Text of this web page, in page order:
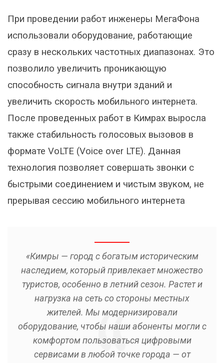
При проведении работ инженеры МегаФона
использовали оборудование, работающие
сразу в нескольких частотных диапазонах. Это
позволило увеличить проникающую
способность сигнала внутри зданий и
увеличить скорость мобильного интернета.
После проведенных работ в Кимрах выросла
также стабильность голосовых вызовов в
формате VoLTE (Voice over LTE). Данная
технология позволяет совершать звонки с
быстрыми соединением и чистым звуком, не
прерывая сессию мобильного интернета
«Кимры — город с богатым историческим
наследием, который привлекает множество
туристов, особенно в летний сезон. Растет и
нагрузка на сеть со стороны местных
жителей. Мы модернизировали
оборудование, чтобы наши абоненты могли с
комфортом пользоваться цифровыми
сервисами в любой точке города — от